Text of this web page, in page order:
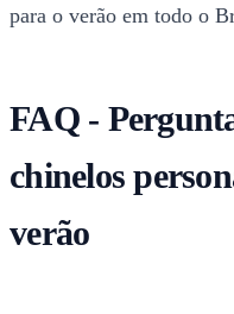
para o verão em todo o
FAQ -
chinelos
verão